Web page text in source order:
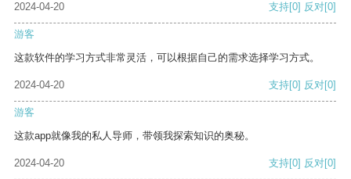
2024-04-20
支持[0] 反对[0]
游客
这款软件的学习方式非常灵活，可以根据自己的需求选择学习方式。
2024-04-20 支持[0] 反对[0]
游客
这款app就像我的私人导师，带领我探索知识的奥秘。
2024-04-20 支持[0] 反对[0]